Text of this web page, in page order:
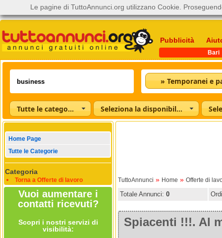
Pubblicità
Bari
Tutte le categorie Seleziona la disponibilità
Home Page
Tutte le Categorie
Categoria
Torna a Offerte di lavoro
Vuoi aumentare i
contatti ricevuti?
Scopri i nostri servizi di
visibilità:
TuttoAnnunci » Home » Offerte di
Totale Annunci: 0
Spiacenti !!!. Al
Le pagine di TuttoAnnunci.org utilizzano Cookie.